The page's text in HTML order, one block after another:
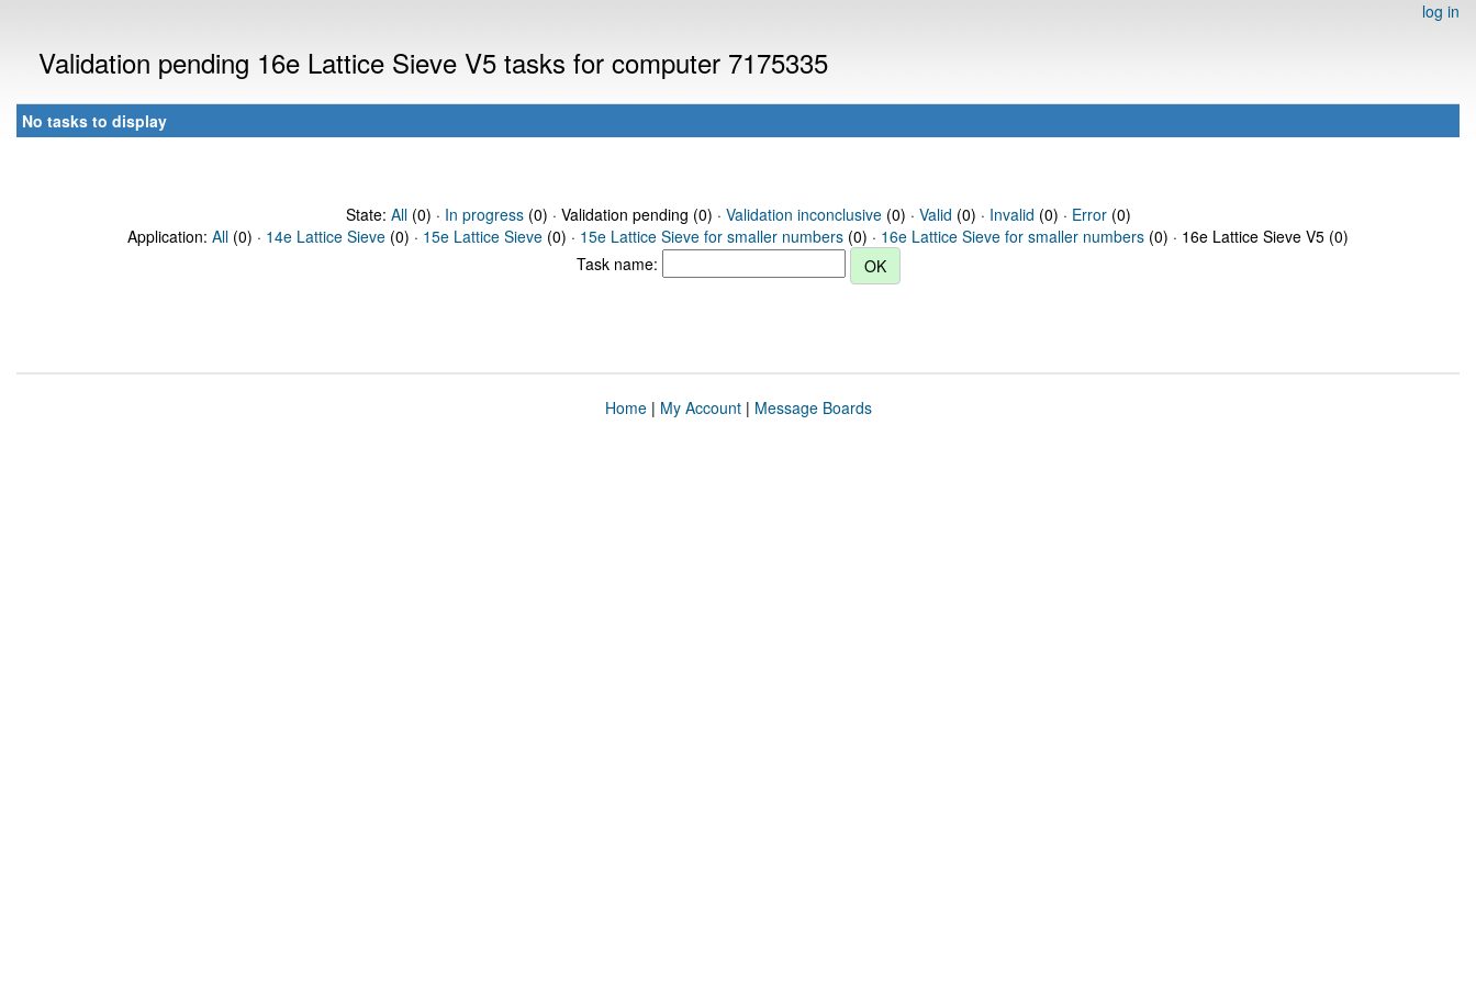
log in
Validation pending 16e Lattice Sieve V5 tasks for computer 7175335
No tasks to display
State: All(0) · In progress(0) · Validation pending (0) · Validation inconclusive(0) · Valid (0) · Invalid (0) · Error(0)
Application: All (0) · 14e Lattice Sieve (0) · 15e Lattice Sieve (0) · 15e Lattice Sieve for smaller numbers (0) · 16e Lattice Sieve for smaller numbers (0) · 16e Lattice Sieve V5 (0)
Task name:
Home| My Account| Message Boards